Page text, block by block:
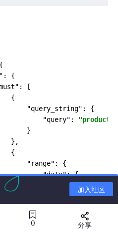
{
[
{
"query_string": {
"query":
}
},
{
"range": {
"date": {
"gt":
"2018-
"lte": "2018-
"price": {
"gt":
0,
加入社区
0 分享